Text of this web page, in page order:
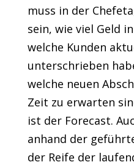
muss in der
sein, wie viel Geld
welche Kunden
unterschrieben
welche neuen
Zeit zu erwarten
ist der Forecast.
anhand der
der Reife der